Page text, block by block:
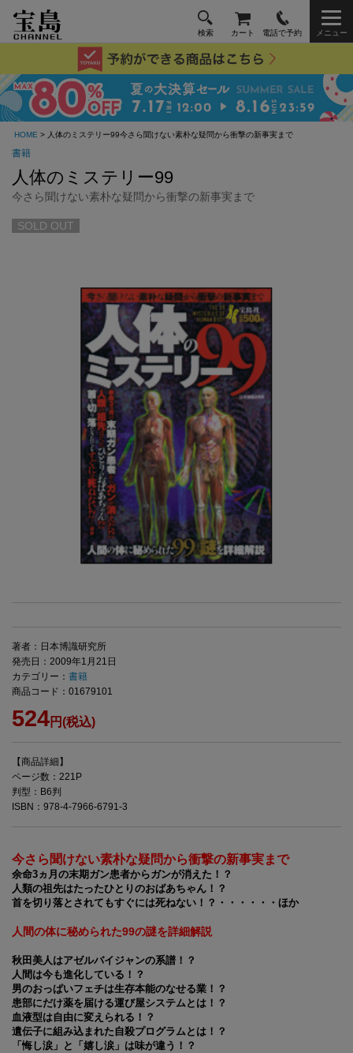
検索 カート 電話で予約 メニュー
HOME > 人体のミステリー99今さら聞けない素朴な疑問から衝撃の新事実まで
書籍
人体のミステリー99
今さら聞けない素朴な疑問から衝撃の新事実まで
SOLD OUT
著者：日本博識研究所
発売日：2009年1月21日
カテゴリー： 書籍
商品コード：01679101
524円(税込)
【商品詳細】
ページ数：221P
判型：B6判
ISBN：978-4-7966-6791-3
今さら聞けない素朴な疑問から衝撃の新事実まで
余命3ヵ月の末期ガン患者からガンが消えた！？
人類の祖先はたったひとりのおばあちゃん！？
首を切り落とされてもすぐには死ねない！？・・・・・・ほか
人間の体に秘められた99の謎を詳細解説
秋田美人はアゼルバイジャンの系譜！？
人間は今も進化している！？
男のおっぱいフェチは生存本能のなせる業！？
患部にだけ薬を届ける運び屋システムとは！？
血液型は自由に変えられる！？
遺伝子に組み込まれた自殺プログラムとは！？
「悔し涙」と「嬉し涙」は味が違う！？